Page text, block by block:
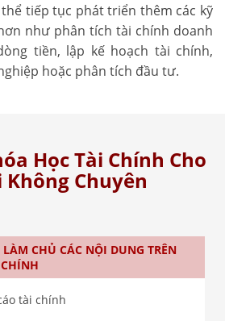
tiếp tục phát triển thêm các kỹ
như phân tích tài chính doanh
tiền, lập kế hoạch tài chính,
hoặc phân tích đầu tư.
Học Tài Chính Cho
Chuyên
CHỦ CÁC NỘI DUNG TRÊN
tài chính